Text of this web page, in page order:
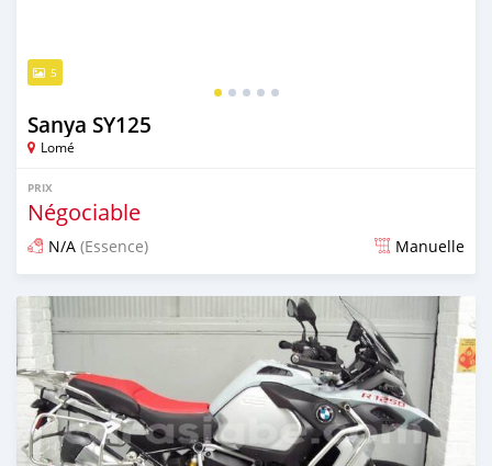
5
Sanya SY125
Lomé
PRIX
Négociable
N/A (Essence) Manuelle
Publié il y a plus de 4 ans